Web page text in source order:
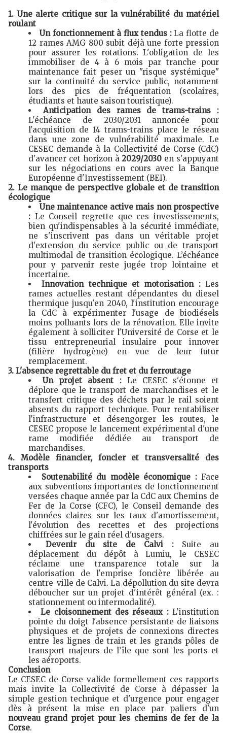
1. Une alerte critique sur la vulnérabilité du matériel
roulant
Un fonctionnement à flux tendus :La flotte de
12 rames AMG 800 subit déjà une forte pression
pour assurer les rotations. L'obligation de les
immobiliser de 4 à 6 mois par tranche pour
maintenance fait peser un "risque systémique"
sur la continuité du service public, notamment
lors des pics de fréquentation (scolaires,
étudiants et haute saison touristique).
Anticipation des rames de trams-trains :
L'échéance de 2030/2031 annoncée pour
l'acquisition de 14 trams-trains place le réseau
dans une zone de vulnérabilité maximale. Le
CESEC demande à la Collectivité de Corse (CdC)
d'avancer cet horizon à2029/2030 en s'appuyant
sur les négociations en cours avec la Banque
Européenne d'Investissement (BEI).
2. Le manque de perspective globale et de transition
écologique
Une maintenance active mais non prospective
: Le Conseil regrette que ces investissements,
bien qu'indispensables à la sécurité immédiate,
ne s'inscrivent pas dans un véritable projet
d'extension du service public ou de transport
multimodal de transition écologique. L’échéance
pour y parvenir reste jugée trop lointaine et
incertaine.
Innovation technique et motorisation :Les
rames actuelles restant dépendantes du diesel
thermique jusqu'en 2040, l'institution encourage
la CdC à expérimenter l'usage de biodiésels
moins polluants lors de la rénovation. Elle invite
également à solliciter l'Université de Corse et le
tissu entrepreneurial insulaire pour innover
(filière hydrogène) en vue de leur futur
remplacement.
3. L'absence regrettable du fret et du ferroutage
Un projet absent :Le CESEC s'étonne et
déplore que le transport de marchandises et le
transfert critique des déchets par le rail soient
absents du rapport technique. Pour rentabiliser
l'infrastructure et désengorger les routes, le
CESEC propose le lancement expérimental d'une
rame modifiée dédiée au transport de
marchandises.
4. Modèle financier, foncier et transversalité des
transports
Soutenabilité du modèle économique :Face
aux subventions importantes de fonctionnement
versées chaque année par la CdC aux Chemins de
Fer de la Corse (CFC), le Conseil demande des
données claires sur les taux d'amortissement,
l'évolution des recettes et des projections
chiffrées sur le gain réel d'usagers.
Devenir du site de Calvi :Suite au
déplacement du dépôt à Lumiu, le CESEC
réclame une transparence totale sur la
valorisation de l'emprise foncière libérée au
centre-ville de Calvi. La dépollution du site devra
déboucher sur un projet d'intérêt général (ex. :
stationnement ou intermodalité).
Le cloisonnement des réseaux :L'institution
pointe du doigt l'absence persistante de liaisons
physiques et de projets de connexions directes
entre les lignes de train et les grands pôles de
transport majeurs de l’île que sont les ports et
les aéroports.
Conclusion
Le CESEC de Corse valide formellement ces rapports
mais invite la Collectivité de Corse à dépasser la
simple gestion technique et d'urgence pour engager
dès à présent la mise en place par paliers d'un
nouveau grand projet pour les chemins de fer de la
Corse.